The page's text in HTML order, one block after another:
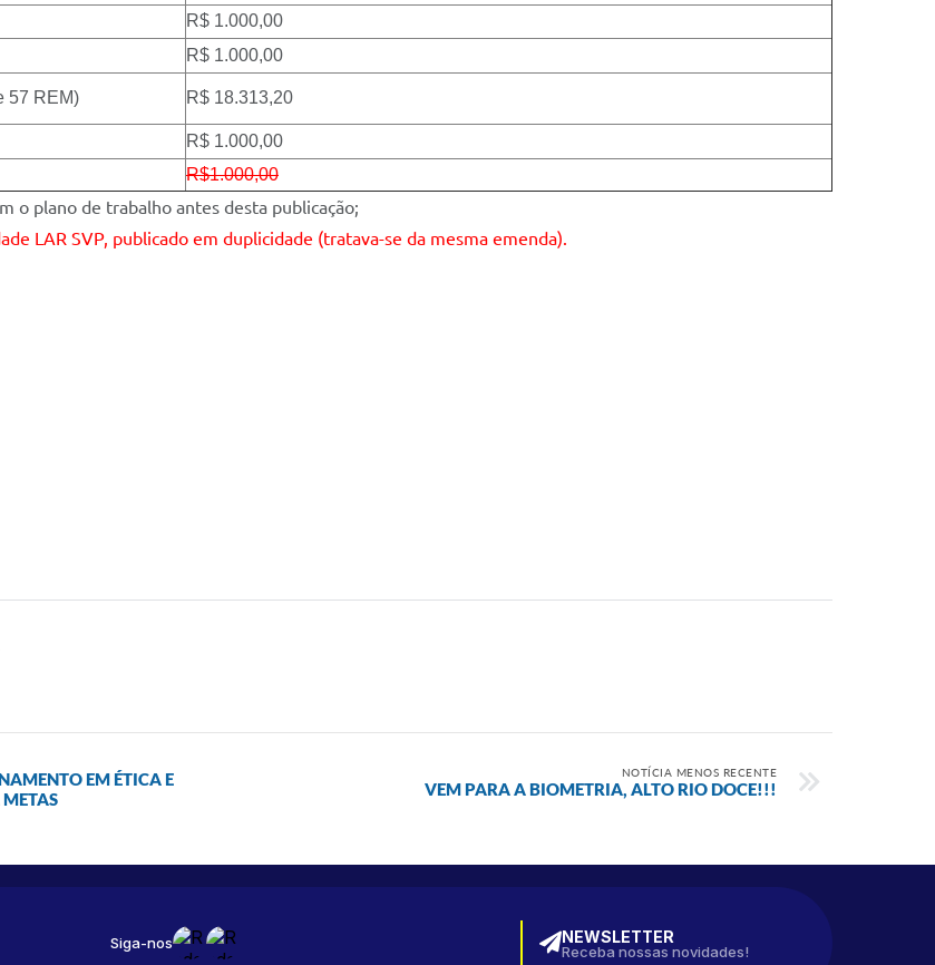
R$ 1.000,00
R$ 1.000,00
57 REM) R$ 18.313,20
R$ 1.000,00
R$1.000,00
o plano de trabalho antes desta publicação;
LAR SVP, publicado em duplicidade (tratava-se da mesma emenda).
EM ÉTICA E
NOTÍCIA MENOS RECENTE
VEM PARA A BIOMETRIA, ALTO RIO DOCE!!!
Siga-nos NEWSLETTER
Receba nossas novidades!